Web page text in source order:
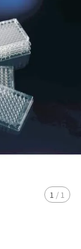
1 / 1